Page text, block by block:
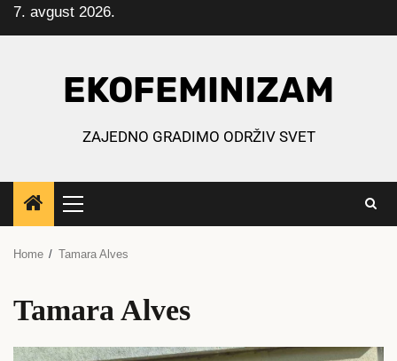
Skip
to
7. avgust 2026.
EKOFEMINIZAM
ZAJEDNO GRADIMO ODRŽIV SVET
Primary
Menu
Home Tamara Alves
Tamara Alves